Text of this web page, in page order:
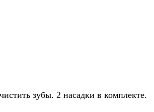
зубы. 2 насадки в комплекте.